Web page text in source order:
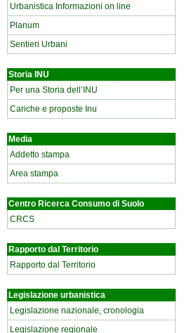
Urbanistica Informazioni on line
Planum
Sentieri Urbani
Storia INU
Per una Storia dell’INU
Cariche e proposte Inu
Media
Addetto stampa
Area stampa
Centro Ricerca Consumo di Suolo
CRCS
Rapporto dal Territorio
Rapporto dal Territorio
Legislazione urbanistica
Legislazione nazionale, cronologia
Legislazione regionale